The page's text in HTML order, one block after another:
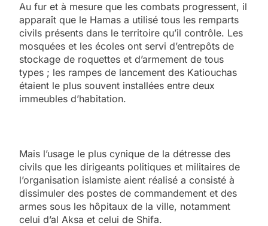
Au fur et à mesure que les combats progressent, il
apparaît que le Hamas a utilisé tous les remparts
civils présents dans le territoire qu’il contrôle. Les
mosquées et les écoles ont servi d’entrepôts de
stockage de roquettes et d’armement de tous
types ; les rampes de lancement des Katiouchas
étaient le plus souvent installées entre deux
immeubles d’habitation.
Mais l’usage le plus cynique de la détresse des
civils que les dirigeants politiques et militaires de
l’organisation islamiste aient réalisé a consisté à
dissimuler des postes de commandement et des
armes sous les hôpitaux de la ville, notamment
celui d’al Aksa et celui de Shifa.